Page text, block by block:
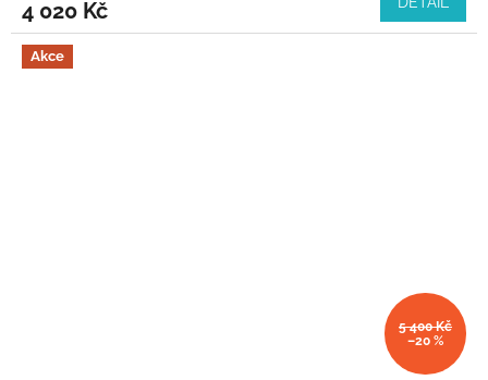
4 020 Kč
Akce
5 400 Kč
–20 %